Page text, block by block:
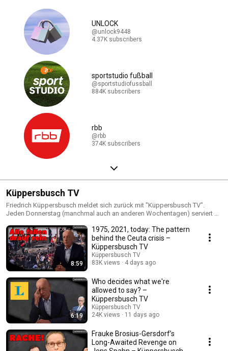
UNLOCK
@unlock9448
4.37K subscribers
sportstudio fußball
@sportstudiofussball
884K subscribers
rbb
@rbb
374K subscribers
Küppersbusch TV
Friedrich Küppersbusch meldet sich zurück mit "Küppersbusch TV".
Jeden Donnerstag (manchmal auch an anderen Wochentagen) serviert dir
gesellschaftliche Feinheiten, die woanders gerne mal übersehen werden.
8:59
1975, 2021, today: The pattern
behind the Ceuta crisis –
Küppersbusch TV
Küppersbusch TV
83K views
4 days ago
6:19
Who decides what we're
allowed to say? –
Küppersbusch TV
Küppersbusch TV
24K views
11 days ago
Frauke Brosius-Gersdorf’s
Long-Awaited Revenge on